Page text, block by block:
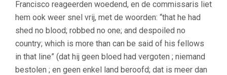
Francisco reageerden woedend, en de commissaris liet
hem ook weer snel vrij, met de woorden: “that he had
shed no blood; robbed no one; and despoiled no
country; which is more than can be said of his fellows
in that line” (dat hij geen bloed had vergoten ; niemand
bestolen ; en geen enkel land beroofd; dat is meer dan